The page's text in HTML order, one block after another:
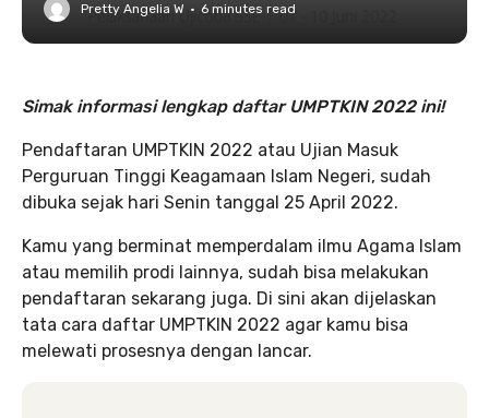
Pretty Angelia W · 6 minutes read
Simak informasi lengkap daftar UMPTKIN 2022 ini!
Pendaftaran UMPTKIN 2022 atau Ujian Masuk
Perguruan Tinggi Keagamaan Islam Negeri, sudah
dibuka sejak hari Senin tanggal 25 April 2022.
Kamu yang berminat memperdalam ilmu Agama Islam
atau memilih prodi lainnya, sudah bisa melakukan
pendaftaran sekarang juga. Di sini akan dijelaskan
tata cara daftar UMPTKIN 2022 agar kamu bisa
melewati prosesnya dengan lancar.